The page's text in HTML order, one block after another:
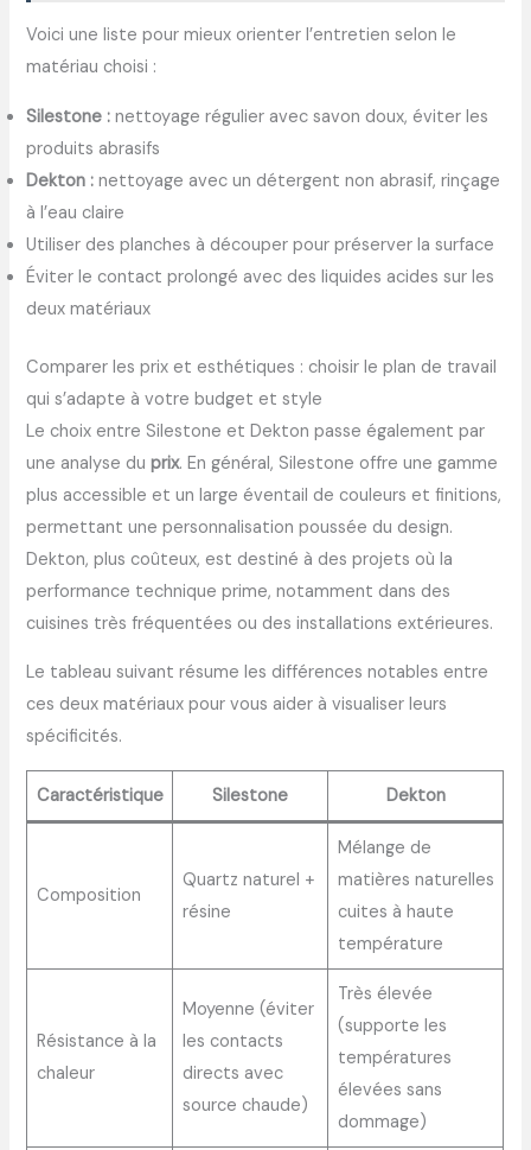
Voici une liste pour mieux orienter l’entretien selon le
matériau choisi :
Silestone : nettoyage régulier avec savon doux, éviter les
produits abrasifs
Dekton : nettoyage avec un détergent non abrasif, rinçage
à l’eau claire
Utiliser des planches à découper pour préserver la surface
Éviter le contact prolongé avec des liquides acides sur les
deux matériaux
Comparer les prix et esthétiques : choisir le plan de travail
qui s’adapte à votre budget et style
Le choix entre Silestone et Dekton passe également par
une analyse duprix. En général, Silestone offre une gamme
plus accessible et un large éventail de couleurs et finitions,
permettant une personnalisation poussée du design.
Dekton, plus coûteux, est destiné à des projets où la
performance technique prime, notamment dans des
cuisines très fréquentées ou des installations extérieures.
Le tableau suivant résume les différences notables entre
ces deux matériaux pour vous aider à visualiser leurs
spécificités.
Caractéristique Silestone Dekton
Composition
Quartz naturel +
résine
Mélange de
matières naturelles
cuites à haute
température
Résistance à la
chaleur
Moyenne (éviter
les contacts
directs avec
source chaude)
Très élevée
(supporte les
températures
élevées sans
dommage)